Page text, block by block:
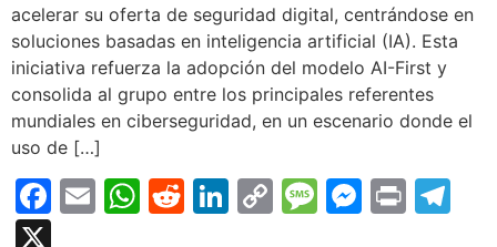
acelerar su oferta de seguridad digital, centrándose en
soluciones basadas en inteligencia artificial (IA). Esta
iniciativa refuerza la adopción del modelo AI-First y
consolida al grupo entre los principales referentes
mundiales en ciberseguridad, en un escenario donde el
uso de […]
Facebook
EmailWhatsApp
Reddit
LinkedIn
CopyMessage
Print